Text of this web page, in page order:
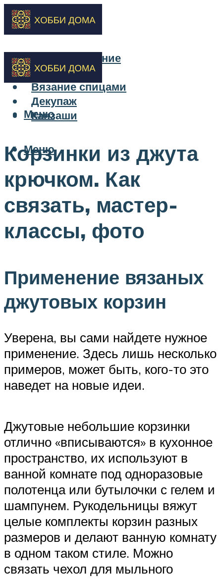
Бисероплетение
Вышивка
Вязание спицами
Декупаж
Канзаши
Меню
Меню
Корзинки из джута
крючком. Как
связать, мастер-
классы, фото
Применение вязаных
джутовых корзин
Уверена, вы сами найдете нужное
применение. Здесь лишь несколько
примеров, может быть, кого-то это
наведет на новые идеи.
Джутовые небольшие корзинки
отлично «вписываются» в кухонное
пространство, их используют в
ванной комнате под одноразовые
полотенца или бутылочки с гелем и
шампунем. Рукодельницы вяжут
целые комплекты корзин разных
размеров и делают ванную комнату
в одном таком стиле. Можно
связать чехол для мыльного